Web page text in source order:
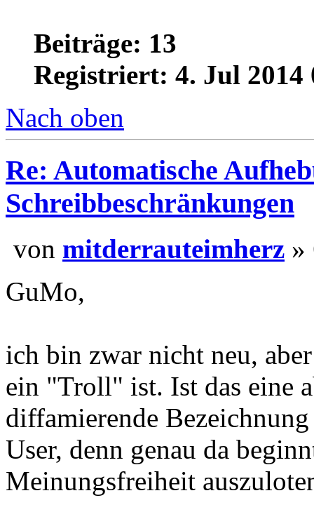
Beiträge: 13
Registriert: 4. Jul 2014
Nach oben
Re: Automatische
Schreibbeschränkungen
von
GuMo,
ich bin zwar nicht neu,
ein "Troll" ist. Ist das eine
diffamierende
User, denn genau da
Meinungsfreiheit